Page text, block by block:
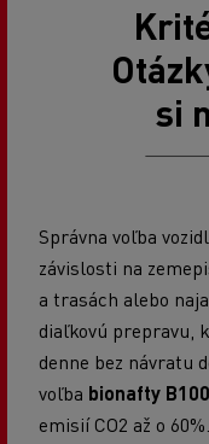
si
Správna voľba
závislosti na
a trasách alebo
diaľkovú prepravu,
denne bez návratu
voľba bionafty
emisií CO2 až o 60%.